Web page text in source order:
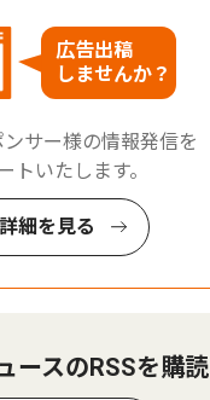
広告出稿
しませんか？
サー様の情報発信を
トいたします。
詳細を見る
ースのRSSを購読